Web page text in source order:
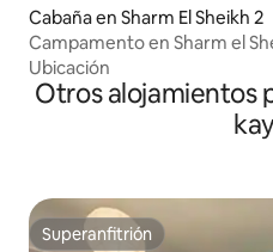
Cabaña en Sharm El Sheikh 2
Campamento en Sharm el
Ubicación
Otros alojamientos
Superanfitrión
Superanfitrión